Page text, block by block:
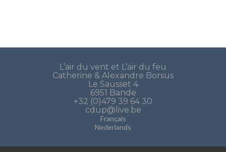
L’air du vent et L’air du feu
Catherine & Alexandre Borsus
Le Sausset 4
6951 Bande
+32 (0)479 39 64 30
cdup@live.be
Français
Nederlands